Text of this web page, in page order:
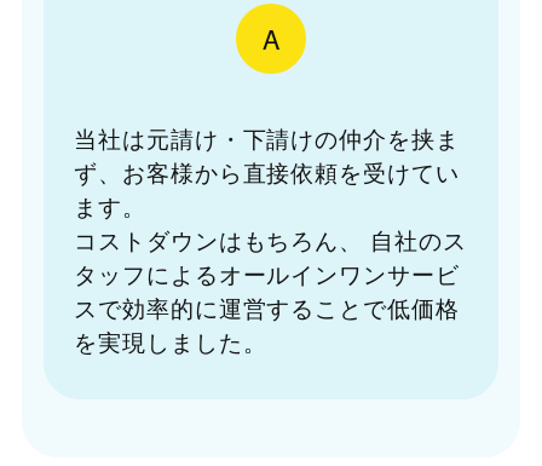
A
当社は元請け・下請けの仲介を挟ま
ず、お客様から直接依頼を受けてい
ます。
コストダウンはもちろん、
自社のス
タッフによるオールインワンサービ
スで効率的に運営することで低価格
を実現しました。